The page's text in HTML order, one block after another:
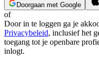
Doorgaan met Google
of
Door in te loggen ga je
Privacybeleid, inclusief het
toegang tot je openbare
inlogt.